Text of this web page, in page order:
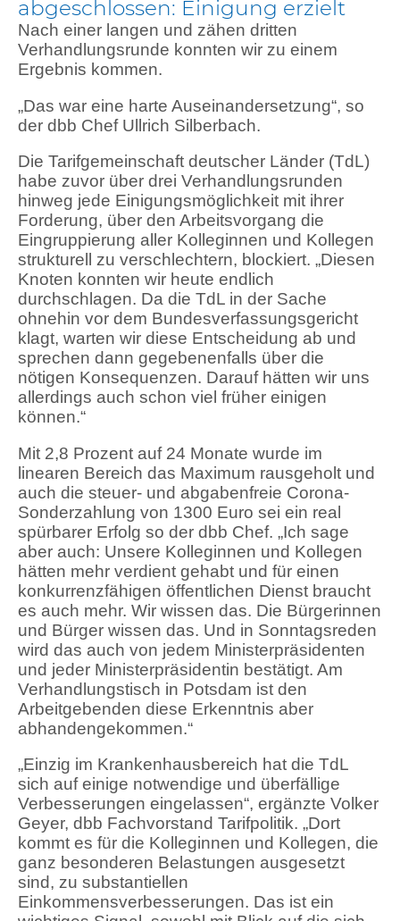
abgeschlossen: Einigung erzielt
Nach einer langen und zähen dritten
Verhandlungsrunde konnten wir zu einem
Ergebnis kommen.
„Das war eine harte Auseinandersetzung“, so
der dbb Chef Ullrich Silberbach.
Die Tarifgemeinschaft deutscher Länder (TdL)
habe zuvor über drei Verhandlungsrunden
hinweg jede Einigungsmöglichkeit mit ihrer
Forderung, über den Arbeitsvorgang die
Eingruppierung aller Kolleginnen und Kollegen
strukturell zu verschlechtern, blockiert. „Diesen
Knoten konnten wir heute endlich
durchschlagen. Da die TdL in der Sache
ohnehin vor dem Bundesverfassungsgericht
klagt, warten wir diese Entscheidung ab und
sprechen dann gegebenenfalls über die
nötigen Konsequenzen. Darauf hätten wir uns
allerdings auch schon viel früher einigen
können.“
Mit 2,8 Prozent auf 24 Monate wurde im
linearen Bereich das Maximum rausgeholt und
auch die steuer- und abgabenfreie Corona-
Sonderzahlung von 1300 Euro sei ein real
spürbarer Erfolg so der dbb Chef. „Ich sage
aber auch: Unsere Kolleginnen und Kollegen
hätten mehr verdient gehabt und für einen
konkurrenzfähigen öffentlichen Dienst braucht
es auch mehr. Wir wissen das. Die Bürgerinnen
und Bürger wissen das. Und in Sonntagsreden
wird das auch von jedem Ministerpräsidenten
und jeder Ministerpräsidentin bestätigt. Am
Verhandlungstisch in Potsdam ist den
Arbeitgebenden diese Erkenntnis aber
abhandengekommen.“
„Einzig im Krankenhausbereich hat die TdL
sich auf einige notwendige und überfällige
Verbesserungen eingelassen“, ergänzte Volker
Geyer, dbb Fachvorstand Tarifpolitik. „Dort
kommt es für die Kolleginnen und Kollegen, die
ganz besonderen Belastungen ausgesetzt
sind, zu substantiellen
Einkommensverbesserungen. Das ist ein